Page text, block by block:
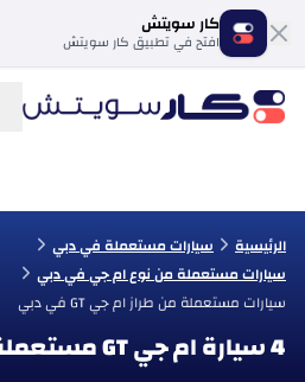
كار سويتش
افتح في تطبيق كار سويتش
الرئيسية
سيارات مستعملة في دبي
سيارات مستعملة من نوع ام جي في دبي
سيارات مستعملة من طراز ام جي GT في دبي
4 سيارة ام جي GT مستعملة للبيع في دبي